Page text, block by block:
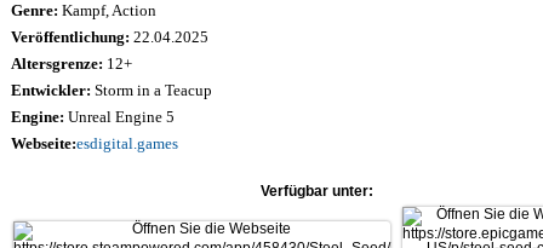
Genre: Kampf, Action
Veröffentlichung: 22.04.2025
Altersgrenze: 12+
Entwickler: Storm in a Teacup
Engine: Unreal Engine 5
Webseite:esdigital.games
Verfügbar unter: